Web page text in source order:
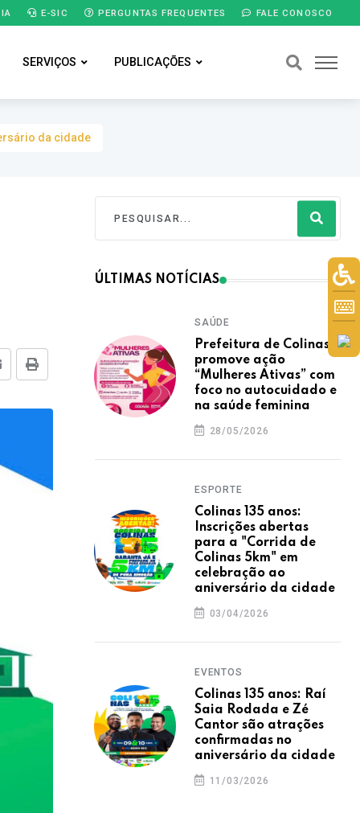
E-SIC PERGUNTAS FREQUENTES FALE CONOSCO
SERVIÇOS PUBLICAÇÕES
da cidade
E-mail
ÚLTIMAS NOTÍCIAS
SAÚDE
Prefeitura de Colinas
promove ação
“Mulheres Ativas” com
foco no autocuidado e
na saúde feminina
28/05/2026
ESPORTE
Colinas 135 anos:
Inscrições abertas
para a "Corrida de
Colinas 5km" em
celebração ao
aniversário da cidade
03/04/2026
EVENTOS
Colinas 135 anos: Raí
Saia Rodada e Zé
Cantor são atrações
confirmadas no
aniversário da cidade
11/03/2026